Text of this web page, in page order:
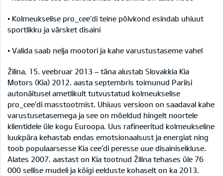
• Kolmeukselise pro_cee’di teine põlvkond esindab uhiuut
sportlikku ja värsket disaini
• Valida saab nelja mootori ja kahe varustustaseme vahel
Žilina, 15. veebruar 2013 – täna alustab Slovakkia Kia
Motors (Kia) 2012. aasta septembris toimunud Pariisi
autonäitusel ametlikult tutvustatud kolmeukselise
pro_cee’di masstootmist. Uhiuus versioon on saadaval kahe
varustusetasemega ja see on mõeldud hingelt noortele
klientidele üle kogu Euroopa. Uus rafineeritud kolmeukseline
luukpära kehastab endas emotsionaalsust ja energiat ning
toob populaarsesse Kia cee’di peresse uue disainiseikluse.
Alates 2007. aastast on Kia tootnud Žilina tehases üle 76
000 sellise mudeli ja kõigi eelduste kohaselt on ka 2013.